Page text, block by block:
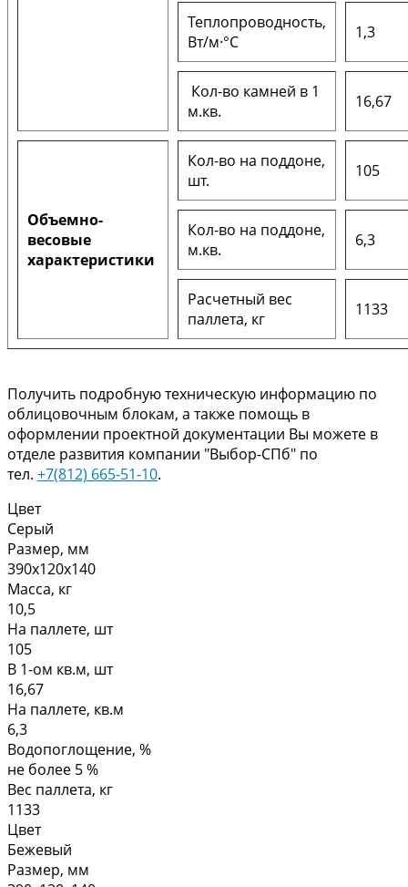
Теплопроводность,
Вт/м·°С
1,3
Кол-во камней в 1
м.кв.
16,67
Объемно-
весовые
характеристики
Кол-во на поддоне,
шт.
105
Кол-во на поддоне,
м.кв.
6,3
Расчетный вес
паллета, кг
1133
Получить подробную техническую информацию по
облицовочным блокам, а также помощь в
оформлении проектной документации Вы можете в
отделе развития компании "Выбор-СПб" по
тел. +7(812) 665-51-10.
Цвет
Серый
Размер, мм
390х120х140
Масса, кг
10,5
На паллете, шт
105
В 1-ом кв.м, шт
16,67
На паллете, кв.м
6,3
Водопоглощение, %
не более 5 %
Вес паллета, кг
1133
Цвет
Бежевый
Размер, мм